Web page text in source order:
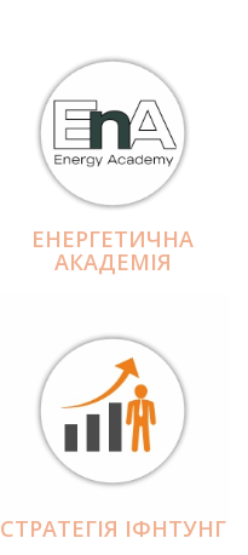
ЕНЕРГЕТИЧНА
АКАДЕМІЯ
СТРАТЕГІЯ ІФНТУНГ